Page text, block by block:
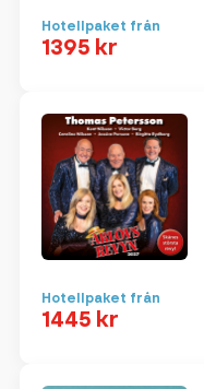
Hotellpaket från
1395 kr
Hotellpaket från
1445 kr